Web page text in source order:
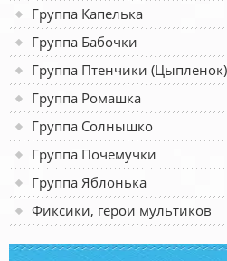
Группа Капелька
Группа Бабочки
Группа Птенчики (Цыпленок)
Группа Ромашка
Группа Солнышко
Группа Почемучки
Группа Яблонька
Фиксики, герои мультиков